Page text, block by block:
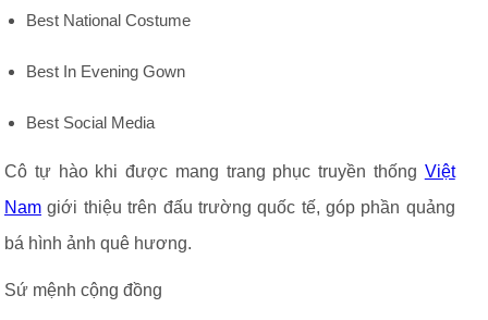
Best National Costume
Best In Evening Gown
Best Social Media
Cô tự hào khi được mang trang phục truyền thống Việt
Nam giới thiệu trên đấu trường quốc tế, góp phần quảng
bá hình ảnh quê hương.
Sứ mệnh cộng đồng